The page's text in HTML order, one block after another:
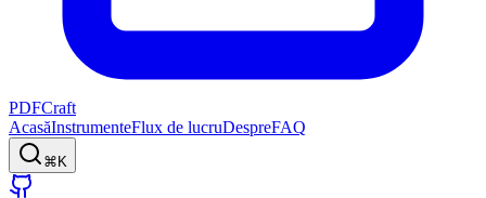
PDFCraft
AcasăInstrumenteFlux de lucruDespreFAQ
⌘K